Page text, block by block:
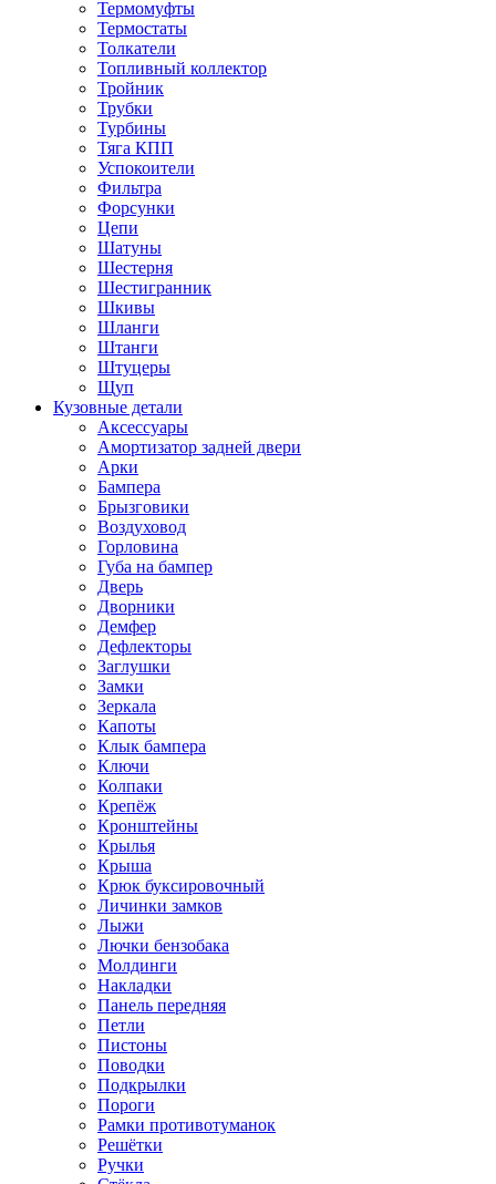
Термомуфты
Термостаты
Толкатели
Топливный коллектор
Тройник
Трубки
Турбины
Тяга КПП
Успокоители
Фильтра
Форсунки
Цепи
Шатуны
Шестерня
Шестигранник
Шкивы
Шланги
Штанги
Штуцеры
Щуп
Кузовные детали
Аксессуары
Амортизатор задней двери
Арки
Бампера
Брызговики
Воздуховод
Горловина
Губа на бампер
Дверь
Дворники
Демфер
Дефлекторы
Заглушки
Замки
Зеркала
Капоты
Клык бампера
Ключи
Колпаки
Крепёж
Кронштейны
Крылья
Крыша
Крюк буксировочный
Личинки замков
Лыжи
Лючки бензобака
Молдинги
Накладки
Панель передняя
Петли
Пистоны
Поводки
Подкрылки
Пороги
Рамки противотуманок
Решётки
Ручки